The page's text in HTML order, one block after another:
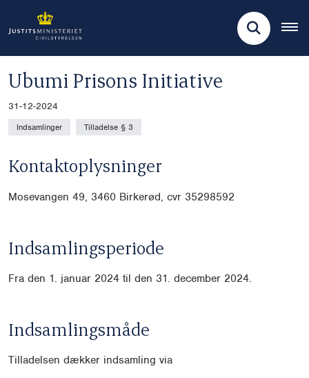
Ubumi Prisons Initiative
31-12-2024
Indsamlinger Tilladelse § 3
Kontaktoplysninger
Mosevangen 49, 3460 Birkerød, cvr 35298592
Indsamlingsperiode
Fra den 1. januar 2024 til den 31. december 2024.
Indsamlingsmåde
Tilladelsen dækker indsamling via